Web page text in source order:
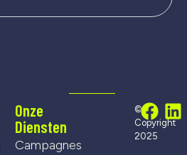
Onze
Diensten
Campagnes
©
Copyright
2025